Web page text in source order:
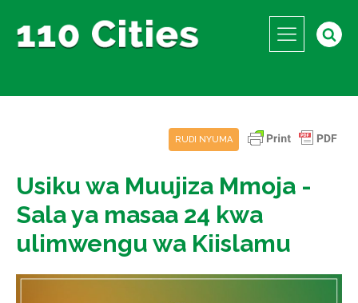
RUDI NYUMA
Usiku wa Muujiza Mmoja -
Sala ya masaa 24 kwa
ulimwengu wa Kiislamu